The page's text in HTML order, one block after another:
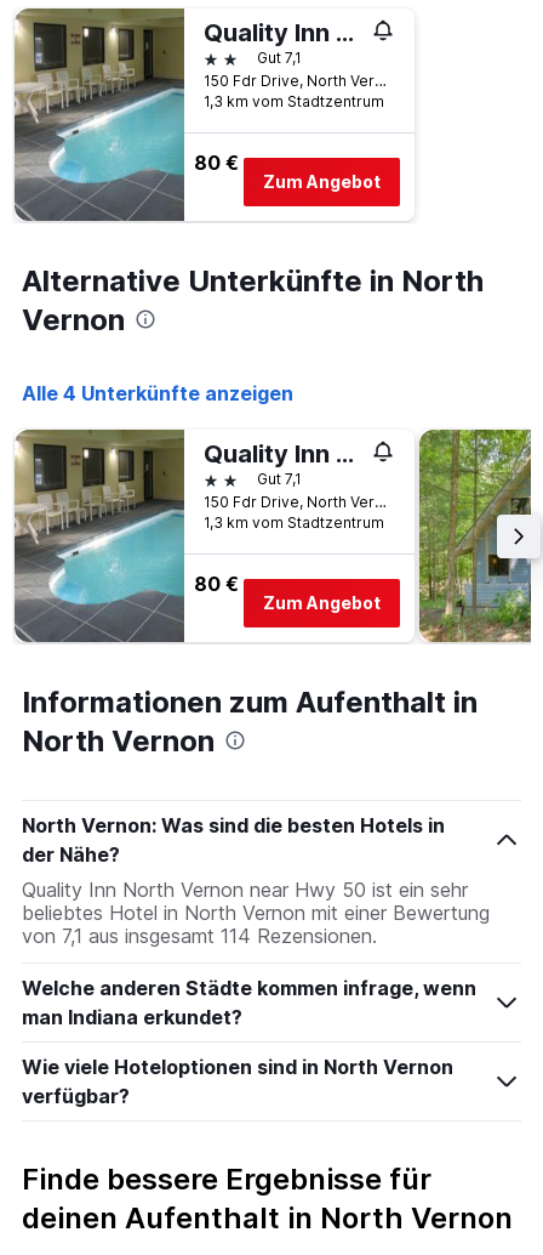
Quality Inn North Vernon near Hwy 50
2 SterneGut 7,1
150 Fdr Drive, North Vernon, IN, USA
1,3 km vom Stadtzentrum
80 €
Zum Angebot
Alternative Unterkünfte in North
Vernon
Alle 4 Unterkünfte anzeigen
Quality Inn North Vernon near Hwy 50
2 SterneGut 7,1
150 Fdr Drive, North Vernon, IN, USA
1,3 km vom Stadtzentrum
80 €
Zum Angebot
Informationen zum Aufenthalt in
North Vernon
North Vernon: Was sind die besten Hotels in
der Nähe?
Quality Inn North Vernon near Hwy 50 ist ein sehr
beliebtes Hotel in North Vernon mit einer Bewertung
von 7,1 aus insgesamt 114 Rezensionen.
Welche anderen Städte kommen infrage, wenn
man Indiana erkundet?
Wie viele Hoteloptionen sind in North Vernon
verfügbar?
Finde bessere Ergebnisse für
deinen Aufenthalt in North Vernon